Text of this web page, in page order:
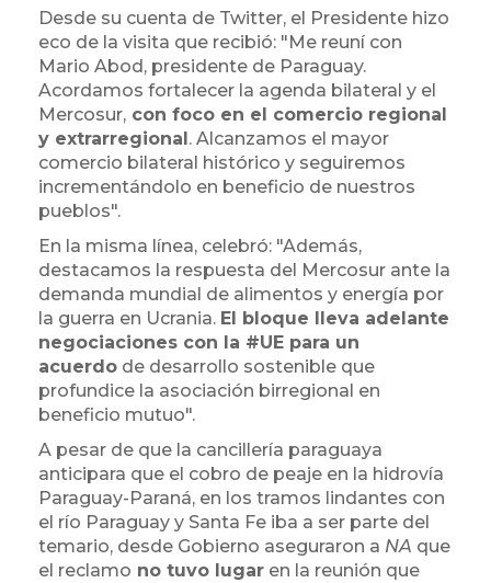
Desde su cuenta de Twitter, el Presidente hizo
eco de la visita que recibió: "Me reuní con
Mario Abod, presidente de Paraguay.
Acordamos fortalecer la agenda bilateral y el
Mercosur, con foco en el comercio regional
y extrarregional. Alcanzamos el mayor
comercio bilateral histórico y seguiremos
incrementándolo en beneficio de nuestros
pueblos".
En la misma línea, celebró: "Además,
destacamos la respuesta del Mercosur ante la
demanda mundial de alimentos y energía por
la guerra en Ucrania. El bloque lleva adelante
negociaciones con la #UE para un
acuerdo de desarrollo sostenible que
profundice la asociación birregional en
beneficio mutuo".
A pesar de que la cancillería paraguaya
anticipara que el cobro de peaje en la hidrovía
Paraguay-Paraná, en los tramos lindantes con
el río Paraguay y Santa Fe iba a ser parte del
temario, desde Gobierno aseguraron a NA que
el reclamo no tuvo lugar en la reunión que